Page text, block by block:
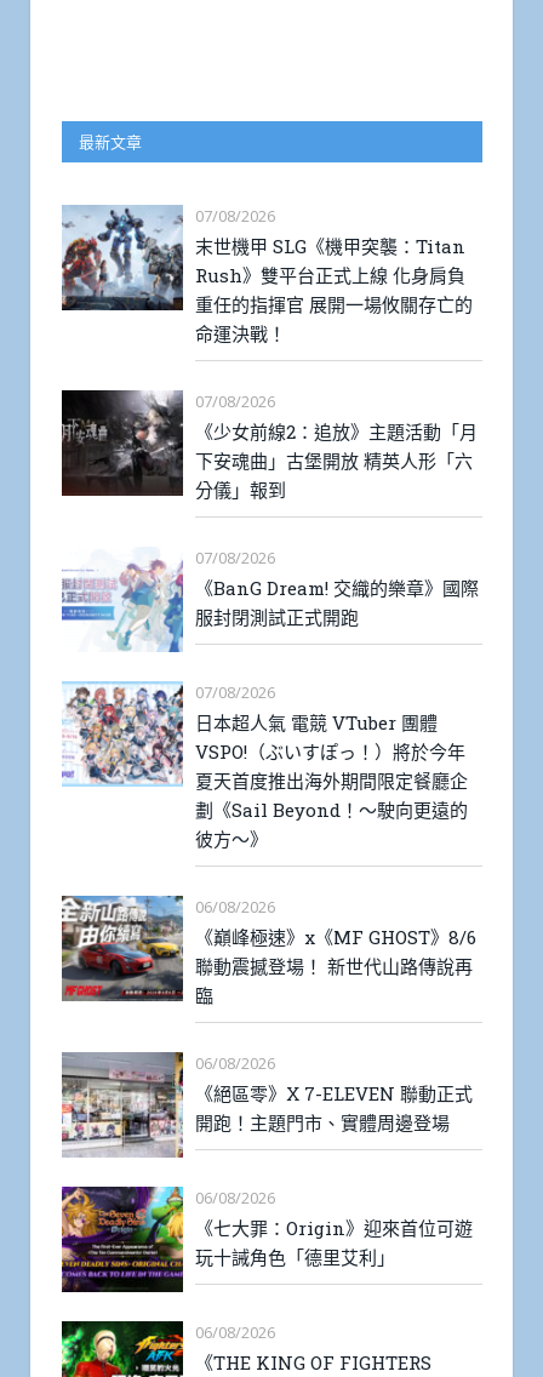
最新文章
07/08/2026
末世機甲 SLG《機甲突襲：Titan
Rush》雙平台正式上線 化身肩負
重任的指揮官 展開一場攸關存亡的
命運決戰！
07/08/2026
《少女前線2：追放》主題活動「月
下安魂曲」古堡開放 精英人形「六
分儀」報到
07/08/2026
《BanG Dream! 交織的樂章》國際
服封閉測試正式開跑
07/08/2026
日本超人氣 電競 VTuber 團體
VSPO!（ぶいすぽっ！）將於今年
夏天首度推出海外期間限定餐廳企
劃《Sail Beyond！～駛向更遠的
彼方～》
06/08/2026
《巔峰極速》x《MF GHOST》8/6
聯動震撼登場！ 新世代山路傳說再
臨
06/08/2026
《絕區零》X 7-ELEVEN 聯動正式
開跑！主題門市、實體周邊登場
06/08/2026
《七大罪：Origin》迎來首位可遊
玩十誡角色「德里艾利」
06/08/2026
《THE KING OF FIGHTERS